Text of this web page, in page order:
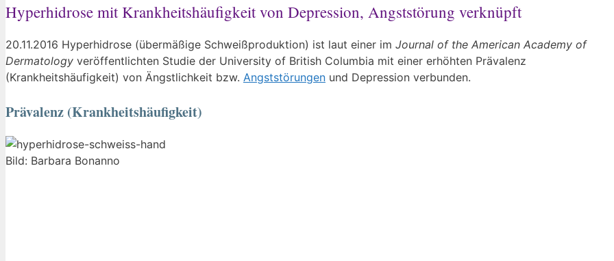
Hyperhidrose mit Krankheitshäufigkeit von Depression, Angststörung verknüpft
20.11.2016 Hyperhidrose (übermäßige Schweißproduktion) ist laut einer im Journal of the American Academy of
Dermatology veröffentlichten Studie der University of British Columbia mit einer erhöhten Prävalenz
(Krankheitshäufigkeit) von Ängstlichkeit bzw. Angststörungen und Depression verbunden.
Prävalenz (Krankheitshäufigkeit)
Bild: Barbara Bonanno